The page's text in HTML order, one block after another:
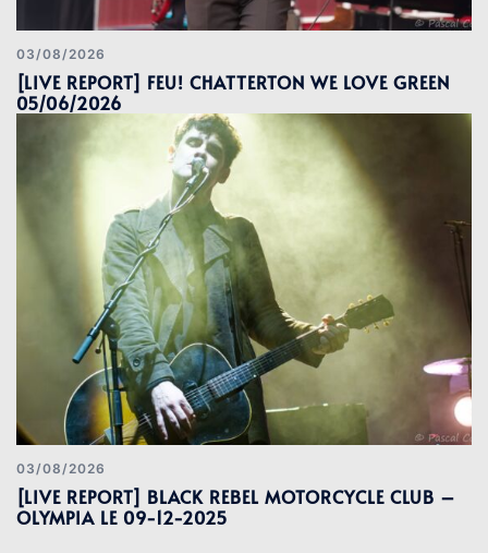
03/08/2026
[LIVE REPORT] FEU! CHATTERTON WE LOVE GREEN
05/06/2026
03/08/2026
[LIVE REPORT] BLACK REBEL MOTORCYCLE CLUB –
OLYMPIA LE 09-12-2025